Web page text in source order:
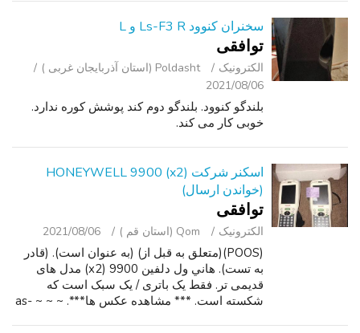
سخنران کنوود Ls-F3 R و L
توافقی
الکترونیک
Poldasht (استان آذربایجان غربی )
2021/08/06
بلندگو کنوود. بلندگو دوم کند پوشش کوره ندارد.
خوبی کار می کند.
اسکنر شرکت HONEYWELL 9900 (x2)
(خواندن ارسال)
توافقی
الکترونیک Qom (استان قم ) 2021/08/06
(POOS)(متعلق به قبل از) (به عنوان است). (قادر
به تست). هاني ول دلفین 9900 (x2) مدل های
قدیمی تر. فقط یک باتری / یک سبک است که
شکسته است. *** مشاهده عکس ها***. ~ ~ ~ as-